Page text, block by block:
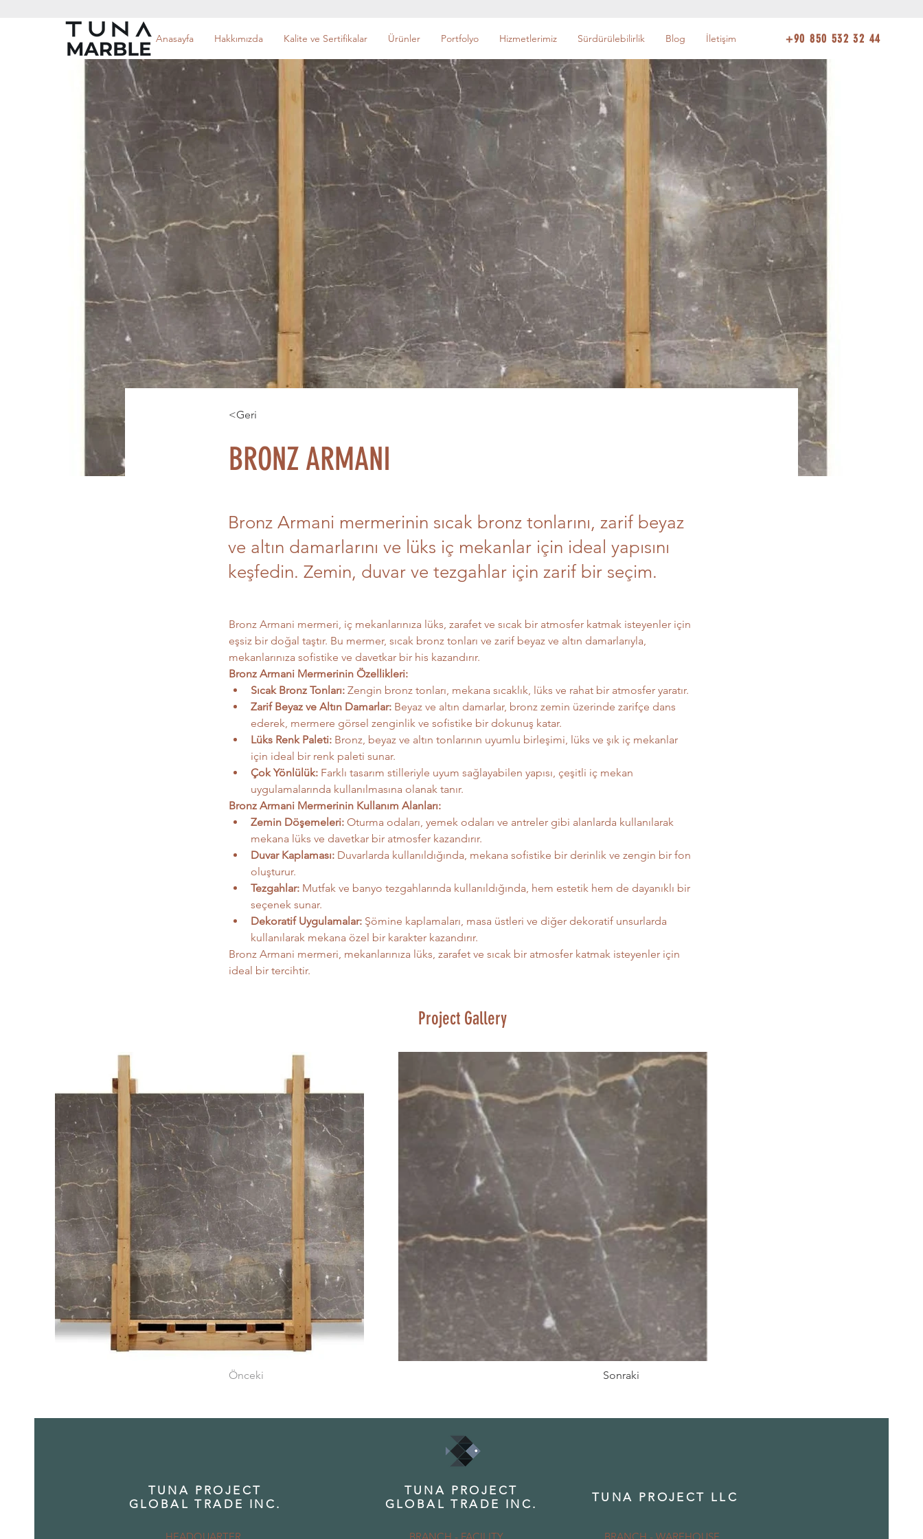
+90 850 532 32 44
Anasayfa Hakkımızda Kalite ve Sertifikalar Ürünler Portfolyo Hizmetlerimiz Sürdürülebilirlik Blog İletişim
<Geri
BRONZ ARMANI
Bronz Armani mermerinin sıcak bronz tonlarını, zarif beyaz
ve altın damarlarını ve lüks iç mekanlar için ideal yapısını
keşfedin. Zemin, duvar ve tezgahlar için zarif bir seçim.
Bronz Armani mermeri, iç mekanlarınıza lüks, zarafet ve sıcak bir atmosfer katmak isteyenler için
eşsiz bir doğal taştır. Bu mermer, sıcak bronz tonları ve zarif beyaz ve altın damarlarıyla,
mekanlarınıza sofistike ve davetkar bir his kazandırır.
Bronz Armani Mermerinin Özellikleri:
Sıcak Bronz Tonları: Zengin bronz tonları, mekana sıcaklık, lüks ve rahat bir atmosfer yaratır.
Zarif Beyaz ve Altın Damarlar: Beyaz ve altın damarlar, bronz zemin üzerinde zarifçe dans
ederek, mermere görsel zenginlik ve sofistike bir dokunuş katar.
Lüks Renk Paleti: Bronz, beyaz ve altın tonlarının uyumlu birleşimi, lüks ve şık iç mekanlar
için ideal bir renk paleti sunar.
Çok Yönlülük: Farklı tasarım stilleriyle uyum sağlayabilen yapısı, çeşitli iç mekan
uygulamalarında kullanılmasına olanak tanır.
Bronz Armani Mermerinin Kullanım Alanları:
Zemin Döşemeleri: Oturma odaları, yemek odaları ve antreler gibi alanlarda kullanılarak
mekana lüks ve davetkar bir atmosfer kazandırır.
Duvar Kaplaması: Duvarlarda kullanıldığında, mekana sofistike bir derinlik ve zengin bir fon
oluşturur.
Tezgahlar: Mutfak ve banyo tezgahlarında kullanıldığında, hem estetik hem de dayanıklı bir
seçenek sunar.
Dekoratif Uygulamalar: Şömine kaplamaları, masa üstleri ve diğer dekoratif unsurlarda
kullanılarak mekana özel bir karakter kazandırır.
Bronz Armani mermeri, mekanlarınıza lüks, zarafet ve sıcak bir atmosfer katmak isteyenler için
ideal bir tercihtir.
Project Gallery
Önceki Sonraki
TUNA PROJECT
GLOBAL TRADE INC.
TUNA PROJECT
GLOBAL TRADE INC.
TUNA PROJECT LLC